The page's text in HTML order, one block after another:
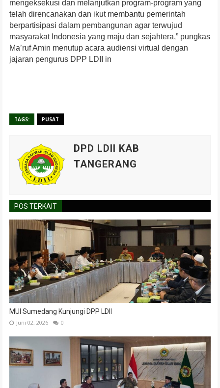
mengeksekusi dan melanjutkan program-program yang
telah direncanakan dan ikut membantu pemerintah
berpartisipasi dalam pembangunan agar terwujud
masyarakat Indonesia yang maju dan sejahtera,” pungkas
Ma’ruf Amin menutup acara audiensi virtual dengan
jajaran pengurus DPP LDII in
TAGS: PUSAT
DPD LDII KAB
TANGERANG
POS TERKAIT
MUI Sumedang Kunjungi DPP LDII
Juni 02, 2026 0